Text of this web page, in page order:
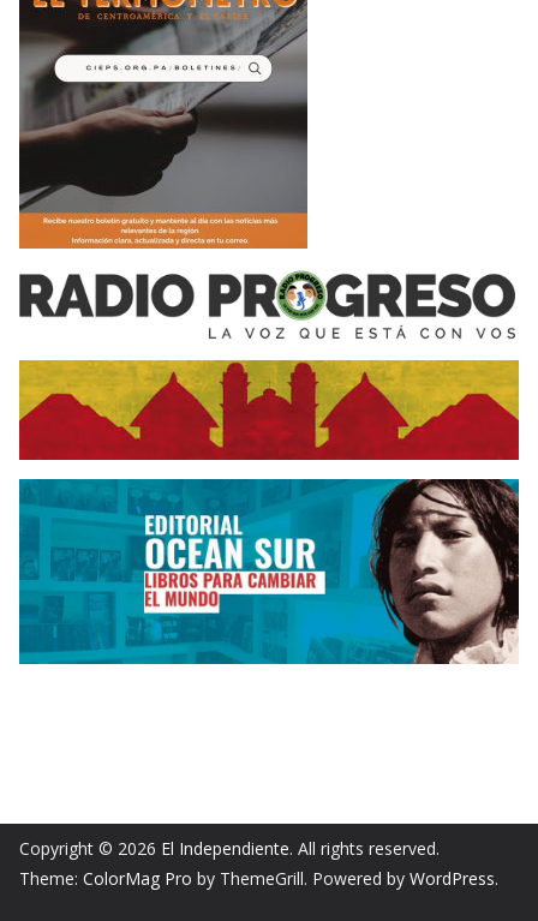
Copyright © 2026 El Independiente. All rights reserved.
Theme: ColorMag Pro by ThemeGrill. Powered by WordPress.